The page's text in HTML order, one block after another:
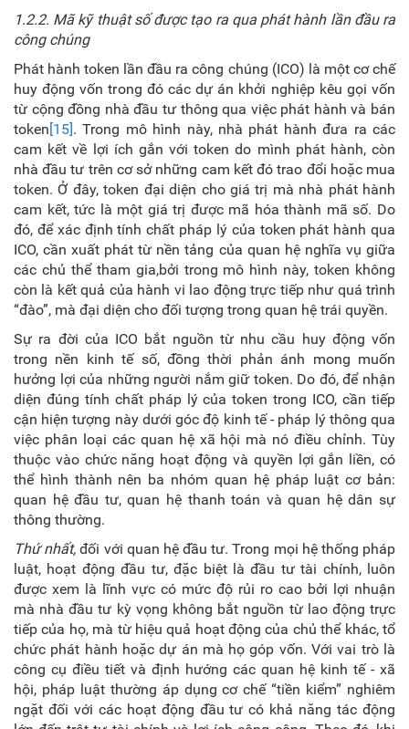
1.2.2. Mã kỹ thuật số được tạo ra qua phát hành lần đầu ra
công chúng
Phát hành token lần đầu ra công chúng (ICO) là một cơ chế
huy động vốn trong đó các dự án khởi nghiệp kêu gọi vốn
từ cộng đồng nhà đầu tư thông qua việc phát hành và bán
token[15].Trong mô hình này, nhà phát hành đưa ra các
cam kết về lợi ích gắn với token do mình phát hành, còn
nhà đầu tư trên cơ sở những cam kết đó trao đổi hoặc mua
token. Ở đây, token đại diện cho giá trị mà nhà phát hành
cam kết, tức là một giá trị được mã hóa thành mã số. Do
đó, để xác định tính chất pháp lý của token phát hành qua
ICO, cần xuất phát từ nền tảng của quan hệ nghĩa vụ giữa
các chủ thể tham gia,bởi trong mô hình này, token không
còn là kết quả của hành vi lao động trực tiếp như quá trình
“đào”, mà đại diện cho đối tượng trong quan hệ trái quyền.
Sự ra đời của ICO bắt nguồn từ nhu cầu huy động vốn
trong nền kinh tế số, đồng thời phản ánh mong muốn
hưởng lợi của những người nắm giữ token. Do đó, để nhận
diện đúng tính chất pháp lý của token trong ICO, cần tiếp
cận hiện tượng này dưới góc độ kinh tế - pháp lý thông qua
việc phân loại các quan hệ xã hội mà nó điều chỉnh. Tùy
thuộc vào chức năng hoạt động và quyền lợi gắn liền, có
thể hình thành nên ba nhóm quan hệ pháp luật cơ bản:
quan hệ đầu tư, quan hệ thanh toán và quan hệ dân sự
thông thường.
Thứ nhất, đối với quan hệ đầu tư. Trong mọi hệ thống pháp
luật, hoạt động đầu tư, đặc biệt là đầu tư tài chính, luôn
được xem là lĩnh vực có mức độ rủi ro cao bởi lợi nhuận
mà nhà đầu tư kỳ vọng không bắt nguồn từ lao động trực
tiếp của họ, mà từ hiệu quả hoạt động của chủ thể khác, tổ
chức phát hành hoặc dự án mà họ góp vốn. Với vai trò là
công cụ điều tiết và định hướng các quan hệ kinh tế - xã
hội, pháp luật thường áp dụng cơ chế “tiền kiểm” nghiêm
ngặt đối với các hoạt động đầu tư có khả năng tác động